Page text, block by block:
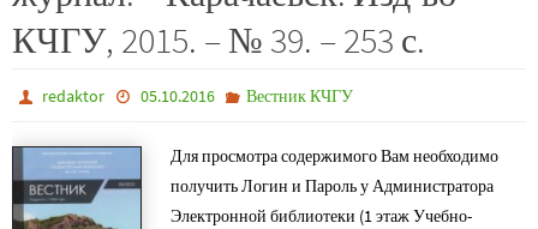
КЧГУ, 2015. – № 39. – 253 с.
redaktor 05.10.2016 Вестник КЧГУ
Для просмотра содержимого Вам необходимо
получить Логин и Пароль у Администратора
Электронной библиотеки (1 этаж Учебно-